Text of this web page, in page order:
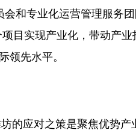
和专业化运营管理服务
目实现产业化，带动产业
先水平。
的应对之策是聚焦优势产